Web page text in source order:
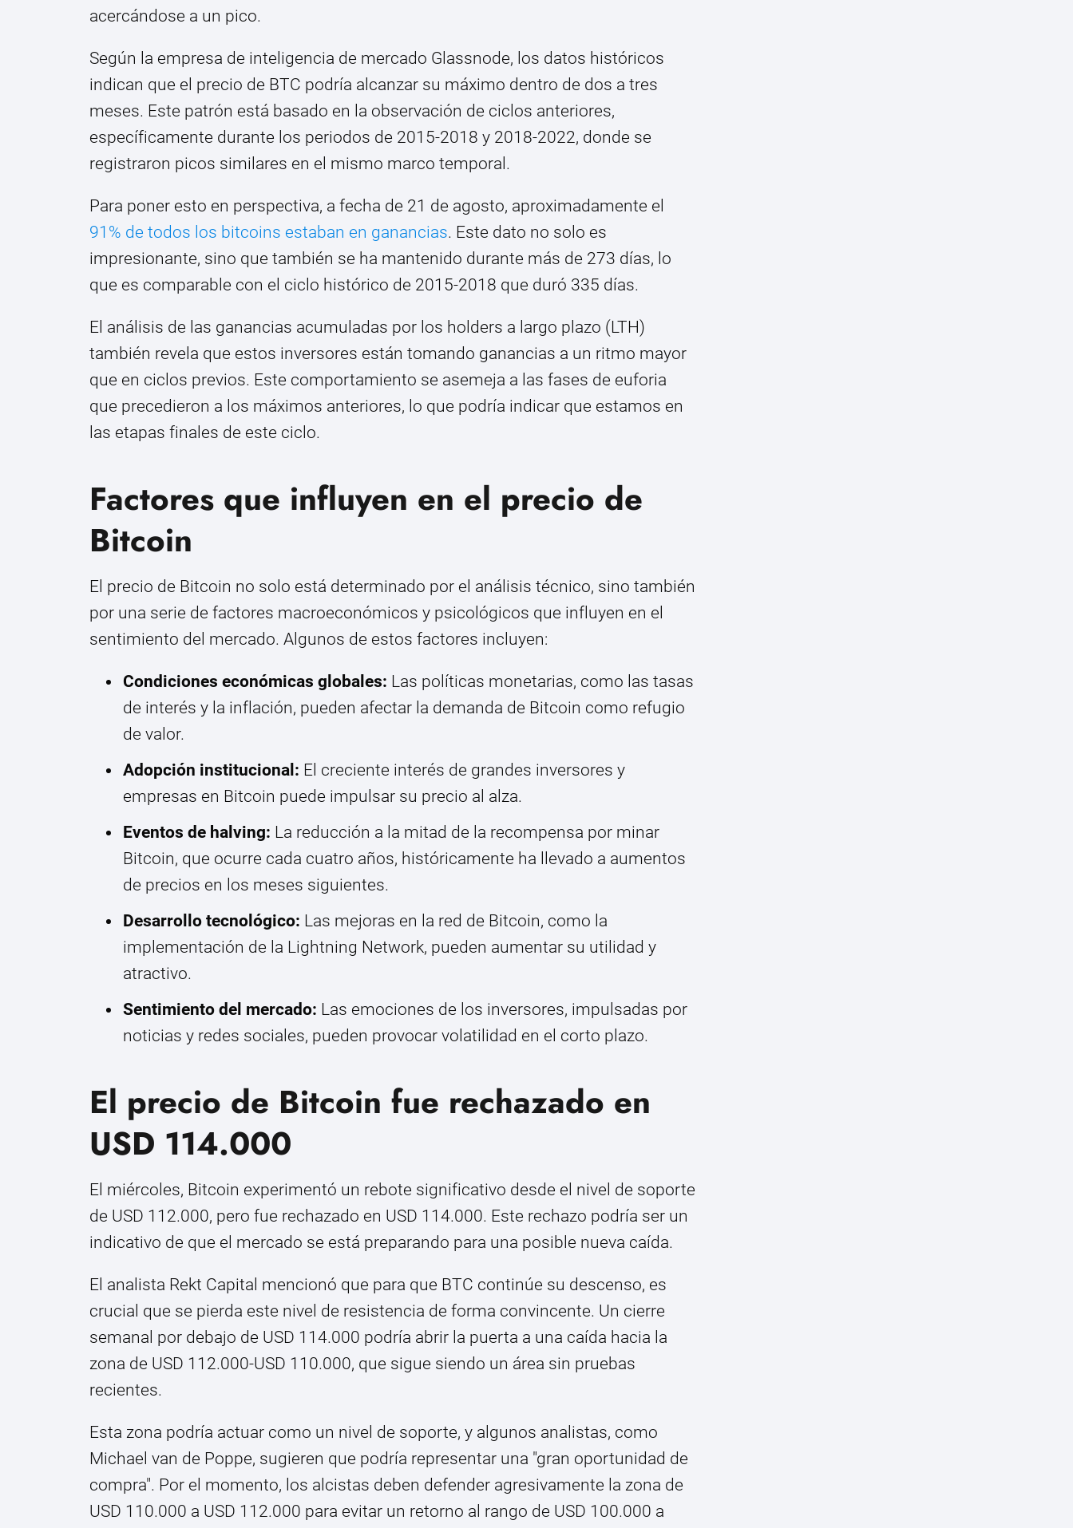
acercándose a un pico.
Según la empresa de inteligencia de mercado Glassnode, los datos históricos
indican que el precio de BTC podría alcanzar su máximo dentro de dos a tres
meses. Este patrón está basado en la observación de ciclos anteriores,
específicamente durante los periodos de 2015-2018 y 2018-2022, donde se
registraron picos similares en el mismo marco temporal.
Para poner esto en perspectiva, a fecha de 21 de agosto, aproximadamente el
91% de todos los bitcoins estaban en ganancias. Este dato no solo es
impresionante, sino que también se ha mantenido durante más de 273 días, lo
que es comparable con el ciclo histórico de 2015-2018 que duró 335 días.
El análisis de las ganancias acumuladas por los holders a largo plazo (LTH)
también revela que estos inversores están tomando ganancias a un ritmo mayor
que en ciclos previos. Este comportamiento se asemeja a las fases de euforia
que precedieron a los máximos anteriores, lo que podría indicar que estamos en
las etapas finales de este ciclo.
Factores que influyen en el precio de
Bitcoin
El precio de Bitcoin no solo está determinado por el análisis técnico, sino también
por una serie de factores macroeconómicos y psicológicos que influyen en el
sentimiento del mercado. Algunos de estos factores incluyen:
Condiciones económicas globales: Las políticas monetarias, como las tasas
de interés y la inflación, pueden afectar la demanda de Bitcoin como refugio
de valor.
Adopción institucional: El creciente interés de grandes inversores y
empresas en Bitcoin puede impulsar su precio al alza.
Eventos de halving: La reducción a la mitad de la recompensa por minar
Bitcoin, que ocurre cada cuatro años, históricamente ha llevado a aumentos
de precios en los meses siguientes.
Desarrollo tecnológico: Las mejoras en la red de Bitcoin, como la
implementación de la Lightning Network, pueden aumentar su utilidad y
atractivo.
Sentimiento del mercado: Las emociones de los inversores, impulsadas por
noticias y redes sociales, pueden provocar volatilidad en el corto plazo.
El precio de Bitcoin fue rechazado en
USD 114.000
El miércoles, Bitcoin experimentó un rebote significativo desde el nivel de soporte
de USD 112.000, pero fue rechazado en USD 114.000. Este rechazo podría ser un
indicativo de que el mercado se está preparando para una posible nueva caída.
El analista Rekt Capital mencionó que para que BTC continúe su descenso, es
crucial que se pierda este nivel de resistencia de forma convincente. Un cierre
semanal por debajo de USD 114.000 podría abrir la puerta a una caída hacia la
zona de USD 112.000-USD 110.000, que sigue siendo un área sin pruebas
recientes.
Esta zona podría actuar como un nivel de soporte, y algunos analistas, como
Michael van de Poppe, sugieren que podría representar una "gran oportunidad de
compra". Por el momento, los alcistas deben defender agresivamente la zona de
USD 110.000 a USD 112.000 para evitar un retorno al rango de USD 100.000 a